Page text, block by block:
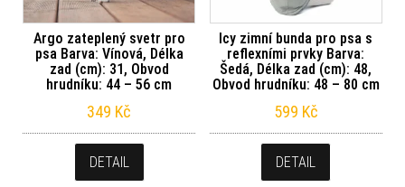
Argo zateplený svetr pro
psa Barva: Vínová, Délka
zad (cm): 31, Obvod
hrudníku: 44 – 56 cm
349 Kč
DETAIL
Icy zimní bunda pro psa s
reflexními prvky Barva:
Šedá, Délka zad (cm): 48,
Obvod hrudníku: 48 – 80 cm
599 Kč
DETAIL